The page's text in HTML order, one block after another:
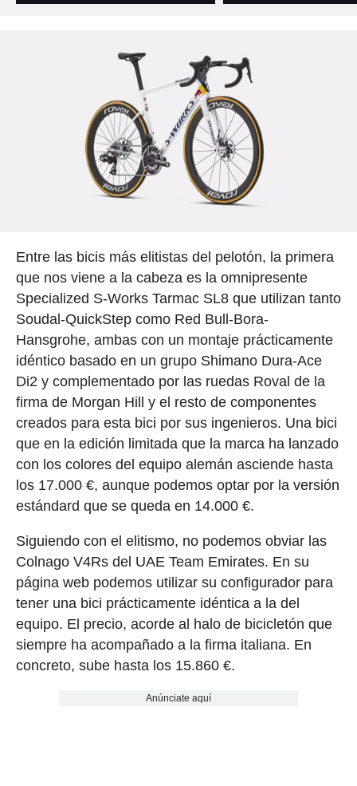
Entre las bicis más elitistas del pelotón, la primera
que nos viene a la cabeza es la omnipresente
Specialized S-Works Tarmac SL8 que utilizan tanto
Soudal-QuickStep como Red Bull-Bora-
Hansgrohe, ambas con un montaje prácticamente
idéntico basado en un grupo Shimano Dura-Ace
Di2 y complementado por las ruedas Roval de la
firma de Morgan Hill y el resto de componentes
creados para esta bici por sus ingenieros. Una bici
que en la edición limitada que la marca ha lanzado
con los colores del equipo alemán asciende hasta
los 17.000 €, aunque podemos optar por la versión
estándard que se queda en 14.000 €.
Siguiendo con el elitismo, no podemos obviar las
Colnago V4Rs del UAE Team Emirates. En su
página web podemos utilizar su configurador para
tener una bici prácticamente idéntica a la del
equipo. El precio, acorde al halo de bicicletón que
siempre ha acompañado a la firma italiana. En
concreto, sube hasta los 15.860 €.
Anúnciate aquí